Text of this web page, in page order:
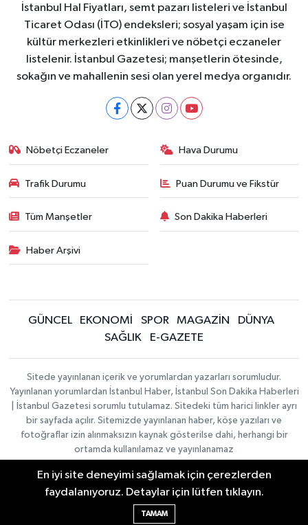
İstanbul Hal Fiyatları, semt pazarı listeleri ve İstanbul
Ticaret Odası (İTO) endeksleri; sosyal yaşam için ise
kültür merkezleri etkinlikleri ve nöbetçi eczaneler
listelenir. İstanbul Gazetesi; manşetlerin ötesinde,
sokağın ve mahallenin sesi olan yerel medya organıdır.
Nöbetçi Eczaneler Hava Durumu
Trafik Durumu Puan Durumu ve Fikstür
Tüm Manşetler Son Dakika Haberleri
Haber Arşivi
GÜNCEL EKONOMİ SPOR MAGAZİN
DÜNYA
SAĞLIK
E-GAZETE
Sitede yayınlanan içerik ve yorumlardan yazarları sorumludur.
Yayınlanan yorumlardan İstanbul Haber, İstanbul Son Dakika Haberleri
| İstanbul Gazetesi sorumlu tutulamaz. Sitedeki tüm harici linkler ayrı
bir sayfada açılır. Sitemizde yayınlanan haber, köşe yazıları ve
fotoğraflar izin alınmaksızın kaynak gösterilse dahi, herhangi bir
ortamda kullanılamaz ve yayınlanamaz
İletişim
Künye
Haber Yazılımı:TE Bilişim|
Copyright © 2026
En iyi site deneyimi sağlamak için çerezlerden
faydalanıyoruz. Detaylar için lütfen tıklayın.
TAMAM